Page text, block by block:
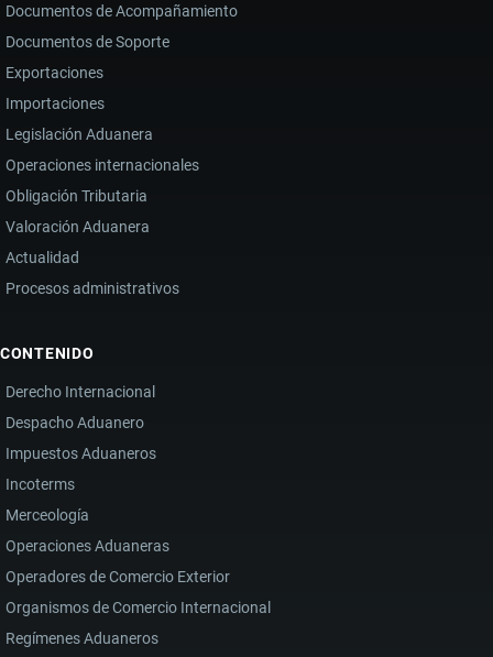
Documentos de Acompañamiento
Documentos de Soporte
Exportaciones
Importaciones
Legislación Aduanera
Operaciones internacionales
Obligación Tributaria
Valoración Aduanera
Actualidad
Procesos administrativos
CONTENIDO
Derecho Internacional
Despacho Aduanero
Impuestos Aduaneros
Incoterms
Merceología
Operaciones Aduaneras
Operadores de Comercio Exterior
Organismos de Comercio Internacional
Regímenes Aduaneros